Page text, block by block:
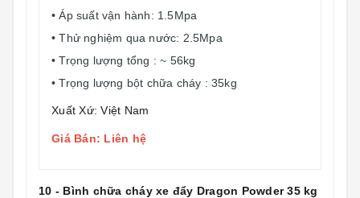
• Áp suất vận hành: 1.5Mpa
• Thử nghiệm qua nước: 2.5Mpa
• Trọng lượng tổng : ~ 56kg
• Trọng lượng bột chữa cháy : 35kg
Xuất Xứ: Việt Nam
Giá Bán: Liên hệ
10 - Bình chữa cháy xe đẩy Dragon Powder 35 kg